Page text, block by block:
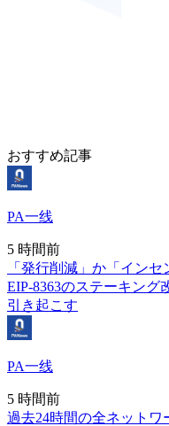
おすすめ記事
PA一线
5 時間前
「発行削減」か「イン
EIP-8363のステーキング
引き起こす
PA一线
5 時間前
過去24時間の全ネットワ